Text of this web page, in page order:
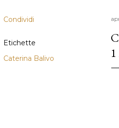
Condividi
Etichette
Caterina Balivo